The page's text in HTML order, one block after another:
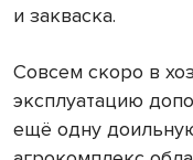
и закваска.
Совсем скоро в
эксплуатацию
ещё одну